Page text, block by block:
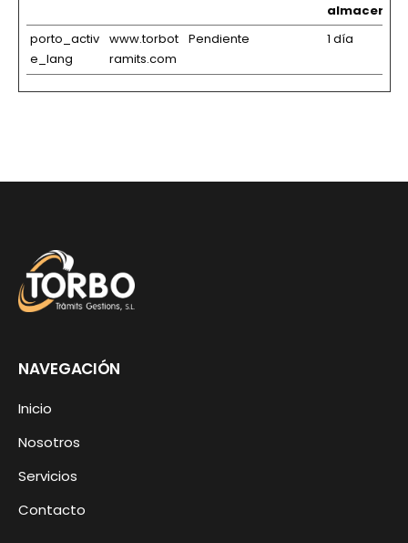
porto_activ
e_lang
www.torbot
ramits.com
Pendiente 1 día
NAVEGACIÓN
Inicio
Nosotros
Servicios
Contacto